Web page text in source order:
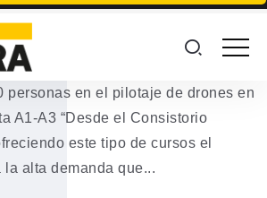
a 60 personas en
drones
personas en el pilotaje de drones en
A1-A3 “Desde el Consistorio
este tipo de cursos el
la alta demanda que...